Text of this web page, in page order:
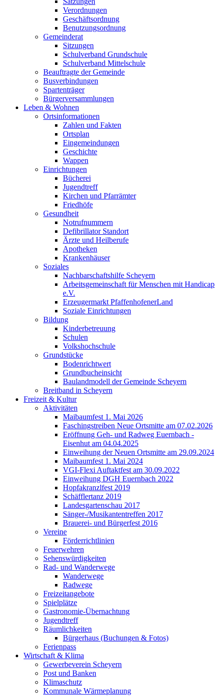
Verordnungen
Geschäftsordnung
Benutzungsordnung
Gemeinderat
Sitzungen
Schulverband Grundschule
Schulverband Mittelschule
Beauftragte der Gemeinde
Busverbindungen
Spartenträger
Bürgerversammlungen
Leben & Wohnen
Ortsinformationen
Zahlen und Fakten
Ortsplan
Eingemeindungen
Geschichte
Wappen
Einrichtungen
Bücherei
Jugendtreff
Kirchen und Pfarrämter
Friedhöfe
Gesundheit
Notrufnummern
Defibrillator Standort
Ärzte und Heilberufe
Apotheken
Krankenhäuser
Soziales
Nachbarschaftshilfe Scheyern
Arbeitsgemeinschaft für Menschen mit Handicap
e.V.
Erzeugermarkt PfaffenhofenerLand
Soziale Einrichtungen
Bildung
Kinderbetreuung
Schulen
Volkshochschule
Grundstücke
Bodenrichtwert
Grundbucheinsicht
Baulandmodell der Gemeinde Scheyern
Breitband in Scheyern
Freizeit & Kultur
Aktivitäten
Maibaumfest 1. Mai 2026
Faschingstreiben Neue Ortsmitte am 07.02.2026
Eröffnung Geh- und Radweg Euernbach -
Eisenhut am 04.04.2025
Einweihung der Neuen Ortsmitte am 29.09.2024
Maibaumfest 1. Mai 2024
VGI-Flexi Auftaktfest am 30.09.2022
Einweihung DGH Euernbach 2022
Hopfakranzlfest 2019
Schäfflertanz 2019
Landesgartenschau 2017
Sänger-/Musikantentreffen 2017
Brauerei- und Bürgerfest 2016
Vereine
Förderrichtlinien
Feuerwehren
Sehenswürdigkeiten
Rad- und Wanderwege
Wanderwege
Radwege
Freizeitangebote
Spielplätze
Gastronomie-Übernachtung
Jugendtreff
Räumlichkeiten
Bürgerhaus (Buchungen & Fotos)
Ferienpass
Wirtschaft & Klima
Gewerbeverein Scheyern
Post und Banken
Klimaschutz
Kommunale Wärmeplanung